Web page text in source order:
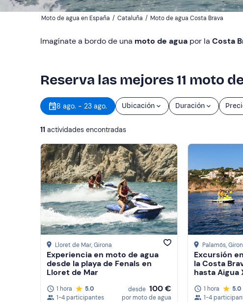
Moto de agua en España / Cataluña / Moto de agua Costa Brava
Imagínate a bordo de una moto de agua por la Costa
Reserva las mejores 11 moto
8 ago. - 23 ago. Ubicación Duración
11 actividades encontradas
Lloret de Mar, Girona
Experiencia en moto de agua
desde la playa de Fenals en
Lloret de Mar
1 hora
5.0
1-4 participantes
desde 100 €
por moto de agua
Palamós,
Excursión
la Costa
hasta Aigua
1 hora
5.0
1-4